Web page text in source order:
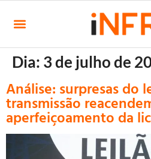
Dia: 3 de julho de
Análise: surpresas do
transmissão
aperfeiçoamento da